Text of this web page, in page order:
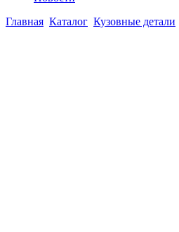
Главная Каталог Кузовные детали